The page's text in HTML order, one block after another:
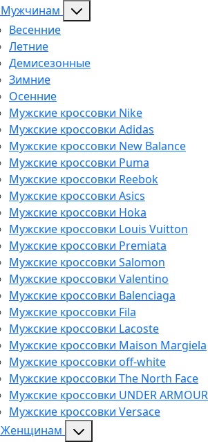
Мужчинам
Весенние
Летние
Демисезонные
Зимние
Осенние
Мужские кроссовки Nike
Мужские кроссовки Adidas
Мужские кроссовки New Balance
Мужские кроссовки Puma
Мужские кроссовки Reebok
Мужские кроссовки Asics
Мужские кроссовки Hoka
Мужские кроссовки Louis Vuitton
Мужские кроссовки Premiata
Мужские кроссовки Salomon
Мужские кроссовки Valentino
Мужские кроссовки Balenciaga
Мужские кроссовки Fila
Мужские кроссовки Lacoste
Мужские кроссовки Maison Margiela
Мужские кроссовки off-white
Мужские кроссовки The North Face
Мужские кроссовки UNDER ARMOUR
Мужские кроссовки Versace
Женщинам